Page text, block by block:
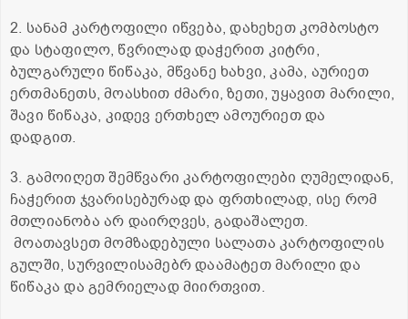
2. სანამ კარტოფილი იწვება, დახეხეთ კომბოსტო
და სტაფილო, წვრილად დაჭერით კიტრი,
ბულგარული წიწაკა, მწვანე ხახვი, კამა, აურიეთ
ერთმანეთს, მოასხით ძმარი, ზეთი, უყავით მარილი,
შავი წიწაკა, კიდევ ერთხელ ამოურიეთ და
დადგით.
3. გამოიღეთ შემწვარი კარტოფილები ღუმელიდან,
ჩაჭერით ჯვარისებურად და ფრთხილად, ისე რომ
მთლიანობა არ დაირღვეს, გადაშალეთ.
მოათავსეთ მომზადებული სალათა კარტოფილის
გულში, სურვილისამებრ დაამატეთ მარილი და
წიწაკა და გემრიელად მიირთვით.